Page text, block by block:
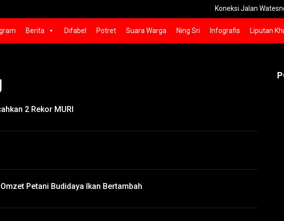
Koneksi Jalan
Berita Difabel Potret Suara Warga Ning Sri Infografis Liputan
2 Rekor MURI
Petani Budidaya Ikan Bertambah